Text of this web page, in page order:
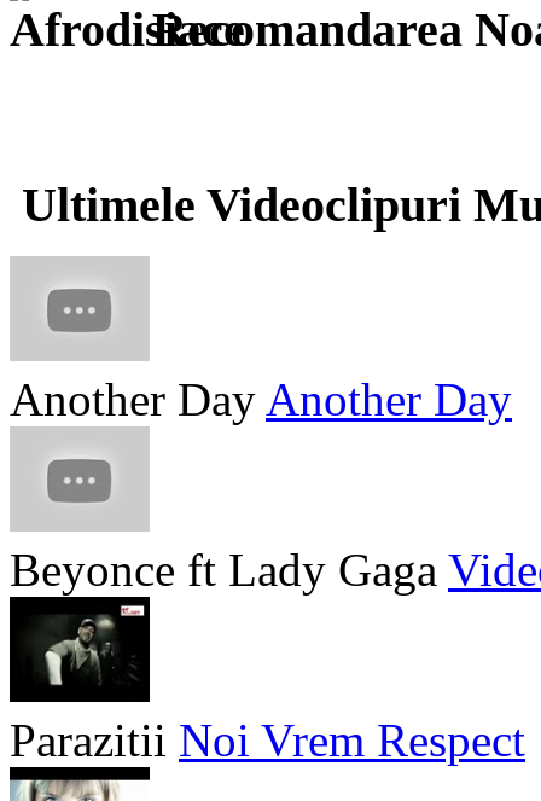
Recomandarea
Ultimele Videoclipuri
Another Day Another Day
Beyonce ft Lady Gaga
Parazitii Noi Vrem Respect